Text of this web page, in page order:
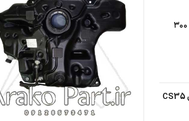
واشر درب سوپاپ چانگان CS35